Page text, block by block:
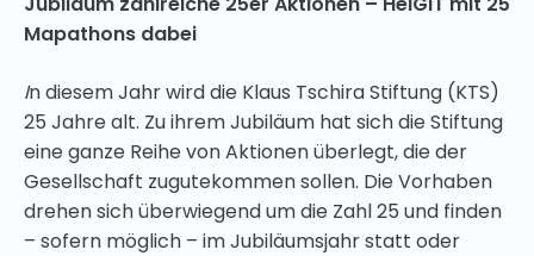
Mapathons dabei
In diesem Jahr wird die Klaus Tschira Stiftung (KTS)
25 Jahre alt. Zu ihrem Jubiläum hat sich die Stiftung
eine ganze Reihe von Aktionen überlegt, die der
Gesellschaft zugutekommen sollen. Die Vorhaben
drehen sich überwiegend um die Zahl 25 und finden
– sofern möglich – im Jubiläumsjahr statt oder